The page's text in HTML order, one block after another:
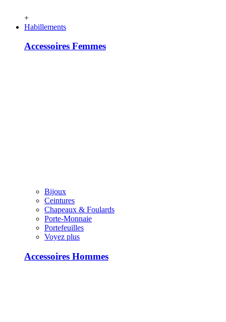
+
Habillements
Accessoires Femmes
Bijoux
Ceintures
Chapeaux & Foulards
Porte-Monnaie
Portefeuilles
Voyez plus
Accessoires Hommes